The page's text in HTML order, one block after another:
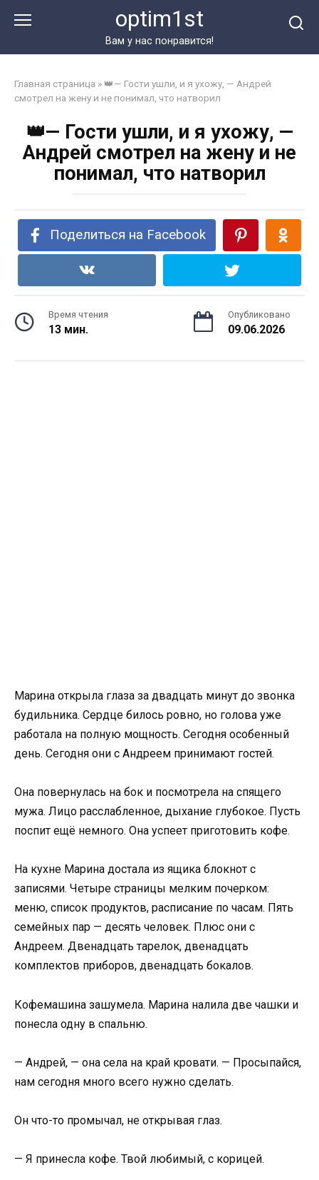
optim1st
Вам у нас понравится!
Главная страница » 👑— Гости ушли, и я ухожу, — Андрей
смотрел на жену и не понимал, что натворил
👑— Гости ушли, и я ухожу, —
Андрей смотрел на жену и не
понимал, что натворил
Поделиться на Facebook
Время чтения
13 мин.
Опубликовано
09.06.2026
Марина открыла глаза за двадцать минут до звонка
будильника. Сердце билось ровно, но голова уже
работала на полную мощность. Сегодня особенный
день. Сегодня они с Андреем принимают гостей.
Она повернулась на бок и посмотрела на спящего
мужа. Лицо расслабленное, дыхание глубокое. Пусть
поспит ещё немного. Она успеет приготовить кофе.
На кухне Марина достала из ящика блокнот с
записями. Четыре страницы мелким почерком:
меню, список продуктов, расписание по часам. Пять
семейных пар — десять человек. Плюс они с
Андреем. Двенадцать тарелок, двенадцать
комплектов приборов, двенадцать бокалов.
Кофемашина зашумела. Марина налила две чашки и
понесла одну в спальню.
— Андрей, — она села на край кровати. — Просыпайся,
нам сегодня много всего нужно сделать.
Он что-то промычал, не открывая глаз.
— Я принесла кофе. Твой любимый, с корицей.